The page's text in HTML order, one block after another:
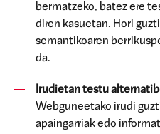
bermatzeko, batez ere
diren kasuetan. Hori
semantikoaren
da.
Irudietan testu
Webguneetako irudi
apaingarriak edo